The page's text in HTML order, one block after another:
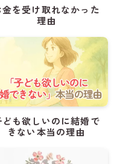
金を受け取れなかった
理由
ども欲しいのに結婚で
きない本当の理由